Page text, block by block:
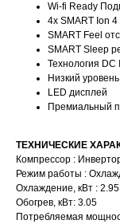
Wi-fi Ready
4х SMART Ion
SMART Feel
SMART Sleep
Технология DC
Низкий
LED дисплей
Премиальный
ТЕХНИЧЕСКИЕ
Компрессор :
Режим работы :
Охлаждение, кВт : 2.95
Обогрев, кВт: 3.05
Потребляемая